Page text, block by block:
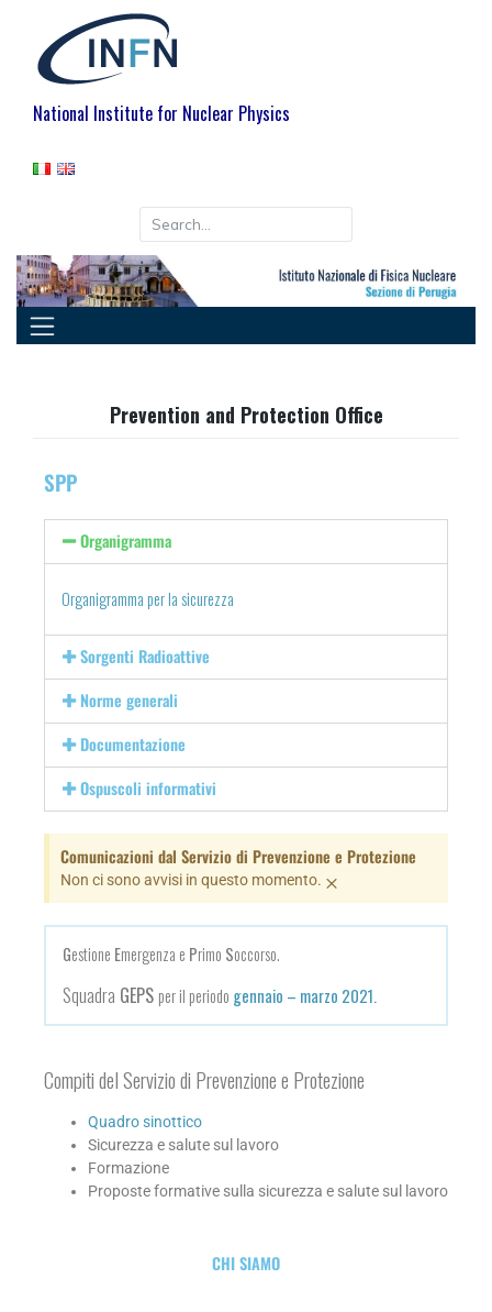
National Institute for Nuclear Physics
Prevention and Protection Office
SPP
Organigramma
Organigramma per la sicurezza
Sorgenti Radioattive
Norme generali
Documentazione
Ospuscoli informativi
Comunicazioni dal Servizio di Prevenzione e Protezione
Non ci sono avvisi in questo momento. ×
Gestione Emergenza e Primo Soccorso.
Squadra GEPS per il periodo gennaio – marzo 2021.
Compiti del Servizio di Prevenzione e Protezione
Quadro sinottico
Sicurezza e salute sul lavoro
Formazione
Proposte formative sulla sicurezza e salute sul lavoro
CHI SIAMO